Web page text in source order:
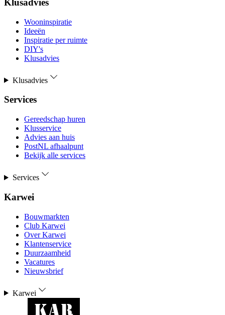
Klusadvies
Wooninspiratie
Ideeën
Inspiratie per ruimte
DIY's
Klusadvies
Klusadvies
Services
Gereedschap huren
Klusservice
Advies aan huis
PostNL afhaalpunt
Bekijk alle services
Services
Karwei
Bouwmarkten
Club Karwei
Over Karwei
Klantenservice
Duurzaamheid
Vacatures
Nieuwsbrief
Karwei